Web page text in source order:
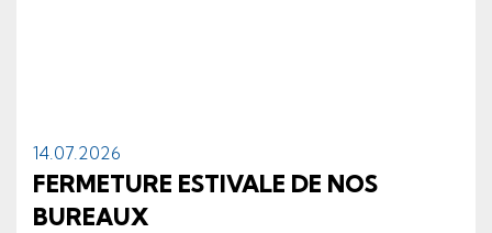
14.07.2026
FERMETURE ESTIVALE DE NOS
BUREAUX